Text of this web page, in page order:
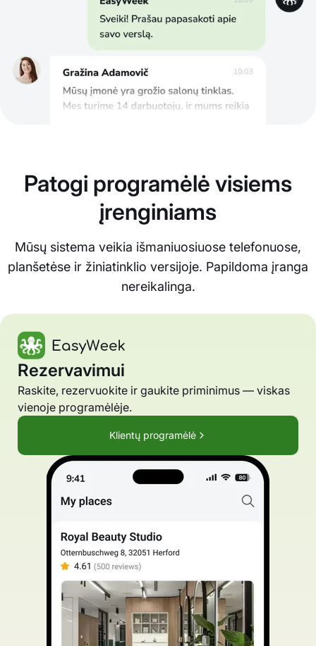
Patogi programėlė visiems
įrenginiams
Mūsų sistema veikia išmaniuosiuose telefonuose,
planšetėse ir žiniatinklio versijoje. Papildoma įranga
nereikalinga.
Rezervavimui
Raskite, rezervuokite ir gaukite priminimus — viskas
vienoje programėlėje.
Klientų programėlė